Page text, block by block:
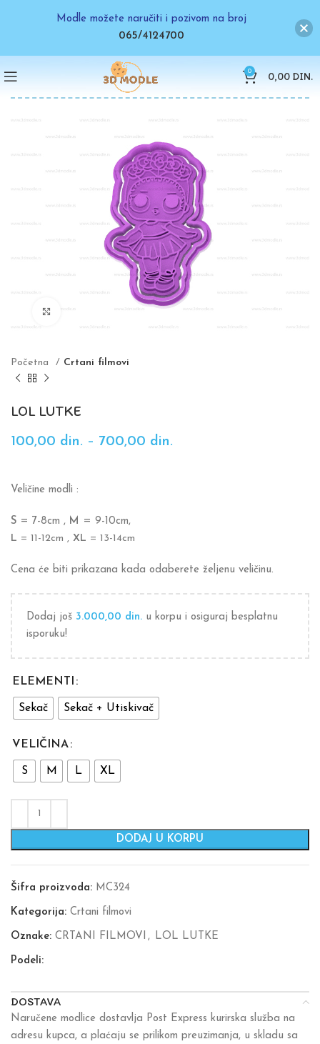
0 0,00 DIN.
Click to enlarge
Početna Crtani filmovi
LOL LUTKE
100,00 din. – 700,00 din.
Veličine modli :
S = 7-8cm , M
= 9-10cm,
L = 11-12cm , XL = 13-14cm
Cena će biti prikazana kada odaberete željenu veličinu.
Dodaj još 3.000,00 din. u korpu i osiguraj besplatnu
isporuku!
ELEMENTI
Sekač Sekač + Utiskivač
VELIČINA
S M L XL
DODAJ U KORPU
Šifra proizvoda: MC324
Kategorija: Crtani filmovi
Oznake: CRTANI FILMOVI , LOL LUTKE
Podeli:
DOSTAVA
Naručene modlice dostavlja Post Express kurirska služba na
adresu kupca, a plaćaju se prilikom preuzimanja, u skladu sa
Modle možete naručiti i pozivom na broj
065/4124700